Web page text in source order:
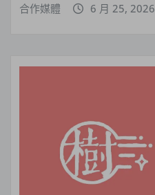
合作媒體 6 月 25, 2026